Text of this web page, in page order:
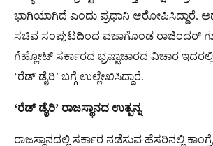
ಭಾಗಿಯಾಗಿದೆ ಎಂದು ಪ್ರಧಾನಿ ಆರೋಪಿಸಿದ್ದಾರೆ.
ಸಚಿವ ಸಂಪುಟದಿಂದ ವಜಾಗೊಂಡ ರಾಜಿಂದರ್
ಗೆಹ್ಲೋಟ್ ಸರ್ಕಾರದ ಭ್ರಷ್ಟಾಚಾರದ ವಿಚಾರ
‘ರೆಡ್ ಡೈರಿ’ ಬಗ್ಗೆ ಉಲ್ಲೇಖಿಸಿದ್ದಾರೆ.
‘ರೆಡ್ ಡೈರಿ’ ರಾಜಸ್ಥಾನದ ಉತ್ಪನ್ನ
ರಾಜಸ್ಥಾನದಲ್ಲಿ ಸರ್ಕಾರ ನಡೆಸುವ ಹೆಸರಿನಲ್ಲಿ